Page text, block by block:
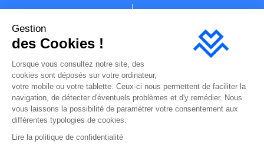
Plan du site
Hébergement site internet
Gestion
des Cookies !
Lorsque vous consultez notre site, des
cookies sont déposés sur votre ordinateur,
votre mobile ou votre tablette. Ceux-ci nous permettent de faciliter la
navigation, de détecter d'éventuels problèmes et d'y remédier. Nous
vous laissons la possibilité de paramétrer votre consentement aux
différentes typologies de cookies.
Lire la politique de confidentialité